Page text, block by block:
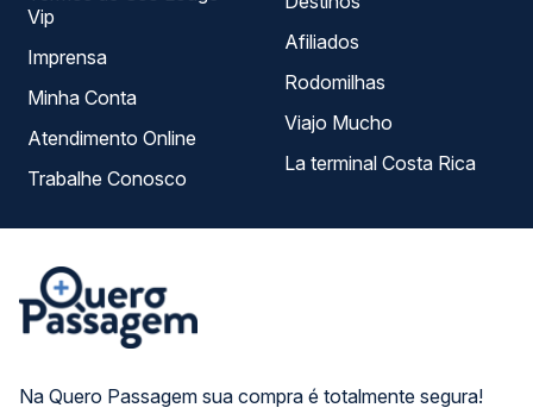
Na Quero Passagem sua compra é totalmente segura!
Vip
Imprensa
Minha Conta
Atendimento Online
Trabalhe Conosco
Afiliados
Rodomilhas
Viajo Mucho
La terminal Costa Rica